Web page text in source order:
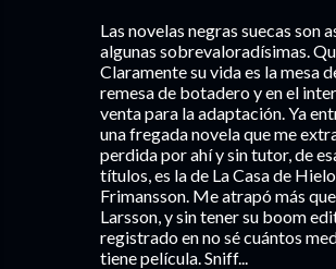
Las novelas negras suecas son
algunas sobrevaloradísimas.
Claramente su vida es la mesa
remesa de botadero y en el
venta para la adaptación. Ya
una fregada novela que me
perdida por ahí y sin tutor, de
títulos, es la de La Casa de
Frimansson. Me atrapó más
Larsson, y sin tener su boom
registrado en no sé cuántos
tiene película. Sniff...